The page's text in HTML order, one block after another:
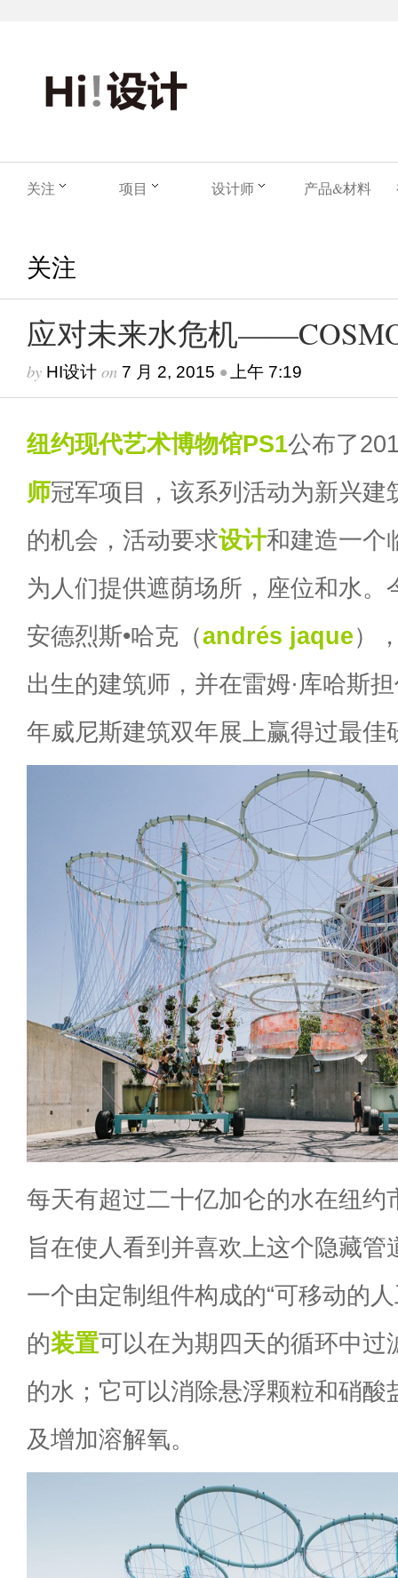
关注 项目 设计师 产品&材料
关注
应对未来水危机
by HI设计 on 7 月 2, 2015 • 上午 7:19
纽约现代艺术博物馆PS1公布了
师冠军项目，该系列活动为新兴建
的机会，活动要求设计和建造一个
为人们提供遮荫场所，座位和水。
安德烈斯•哈克（andrés jaque）
出生的建筑师，并在雷姆·库哈斯
年威尼斯建筑双年展上赢得过最佳
每天有超过二十亿加仑的水在纽约
旨在使人看到并喜欢上这个隐藏管
一个由定制组件构成的“可移动的
的装置可以在为期四天的循环中过
的水；它可以消除悬浮颗粒和硝酸
及增加溶解氧。